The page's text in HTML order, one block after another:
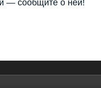
— сообщите о ней!